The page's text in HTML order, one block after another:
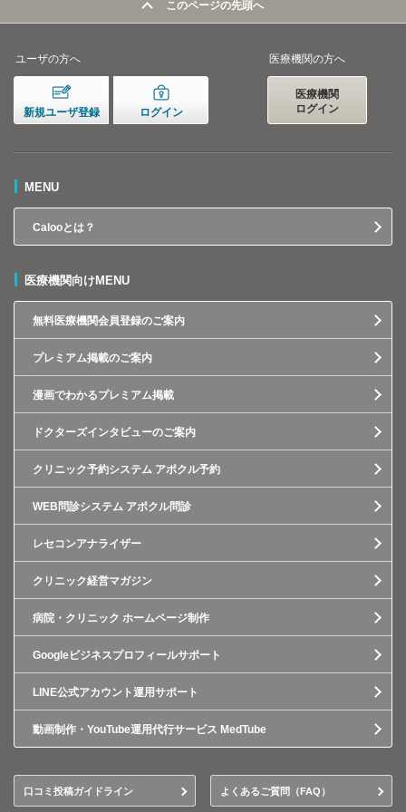
このページの先頭へ
ユーザの方へ
新規ユーザ登録 ログイン
医療機関の方へ
医療機関
ログイン
MENU
Calooとは？
医療機関向けMENU
無料医療機関会員登録のご案内
プレミアム掲載のご案内
漫画でわかるプレミアム掲載
ドクターズインタビューのご案内
クリニック予約システム アポクル予約
WEB問診システム アポクル問診
レセコンアナライザー
クリニック経営マガジン
病院・クリニック ホームページ制作
Googleビジネスプロフィールサポート
LINE公式アカウント運用サポート
動画制作・YouTube運用代行サービス MedTube
口コミ投稿ガイドライン よくあるご質問（FAQ）